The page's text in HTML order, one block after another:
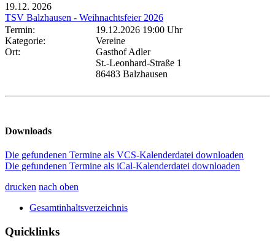
19.12. 2026
TSV Balzhausen - Weihnachtsfeier 2026
Termin:
19.12.2026 19:00 Uhr
Kategorie:
Vereine
Ort:
Gasthof Adler
St.-Leonhard-Straße 1
86483 Balzhausen
Downloads
Die gefundenen Termine als VCS-Kalenderdatei downloaden
Die gefundenen Termine als iCal-Kalenderdatei downloaden
drucken nach oben
Gesamtinhaltsverzeichnis
Quicklinks